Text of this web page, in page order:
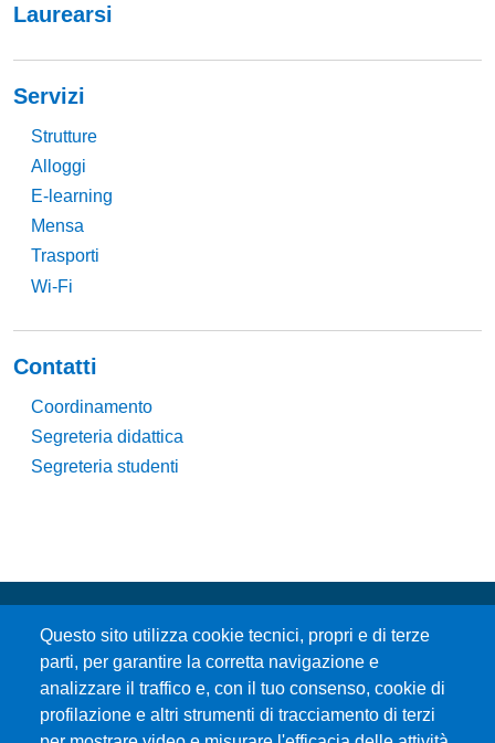
Laurearsi
Servizi
Strutture
Alloggi
E-learning
Mensa
Trasporti
Wi-Fi
Contatti
Coordinamento
Segreteria didattica
Segreteria studenti
Questo sito utilizza cookie tecnici, propri e di terze
parti, per garantire la corretta navigazione e
analizzare il traffico e, con il tuo consenso, cookie di
profilazione e altri strumenti di tracciamento di terzi